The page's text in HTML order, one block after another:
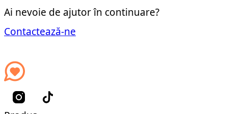
Ai nevoie de ajutor în continuare?
Contactează-ne